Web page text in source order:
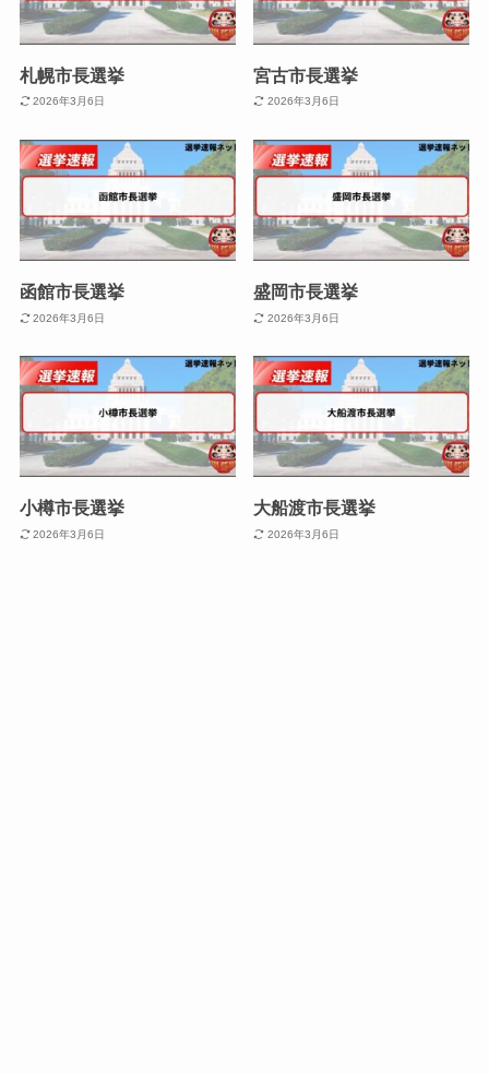
札幌市長選挙
2026年3月6日
宮古市長選挙
2026年3月6日
函館市長選挙
2026年3月6日
盛岡市長選挙
2026年3月6日
小樽市長選挙
2026年3月6日
大船渡市長選挙
2026年3月6日